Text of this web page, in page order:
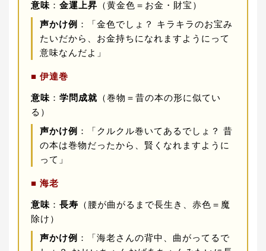
意味 ： 金運上昇 （黄金色＝お金・財宝）
声かけ例 ：「金色でしょ？ キラキラのお宝み
たいだから、お金持ちになれますようにって
意味なんだよ」
■ 伊達巻
意味 ： 学問成就 （巻物＝昔の本の形に似てい
る）
声かけ例 ：「クルクル巻いてあるでしょ？ 昔
の本は巻物だったから、賢くなれますように
って」
■ 海老
意味 ： 長寿 （腰が曲がるまで長生き、赤色＝魔
除け）
声かけ例 ：「海老さんの背中、曲がってるで